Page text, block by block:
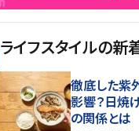
ライフスタイルの新
徹底した紫
影響？日焼
の関係とは